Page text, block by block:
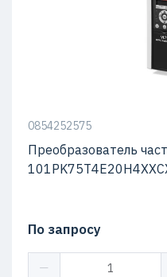
0854252575
Преобразователь
По запросу